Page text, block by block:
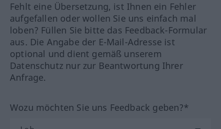
Fehlt eine Übersetzung, ist Ihnen ein Fehler
aufgefallen oder wollen Sie uns einfach mal
loben? Füllen Sie bitte das Feedback-Formular
aus. Die Angabe der E-Mail-Adresse ist
optional und dient gemäß unserem
Datenschutz nur zur Beantwortung Ihrer
Anfrage.
Wozu möchten Sie uns Feedback geben?*